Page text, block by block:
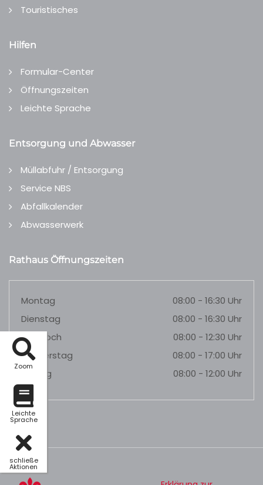
Zoom
Leichte
Sprache
schließe
Aktionen
Touristisches
Hilfen
Formular-Center
Öffnungszeiten
Leichte Sprache
Entsorgung und Abwasser
Müllabfuhr / Entsorgung
Service NBS
Abfallkalender
Abwasserwerk
Rathaus Öffnungszeiten
Montag
08:00 - 16:30 Uhr
Dienstag
08:00 - 16:30 Uhr
Mittwoch
08:00 - 12:30 Uhr
Donnerstag
08:00 - 17:00 Uhr
Freitag
08:00 - 12:00 Uhr